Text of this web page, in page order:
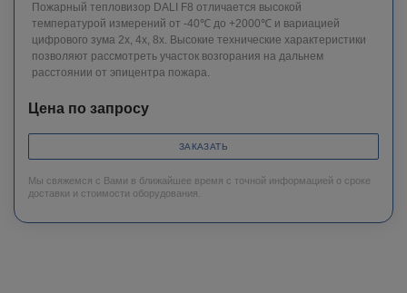
Пожарный тепловизор DALI F8 отличается высокой
температурой измерений от -40℃ до +2000℃ и вариацией
цифрового зума 2x, 4x, 8x. Высокие технические характеристики
позволяют рассмотреть участок возгорания на дальнем
расстоянии от эпицентра пожара.
Цена по запросу
ЗАКАЗАТЬ
Мы свяжемся с Вами в ближайшее время с точной информацией о сроке
доставки и стоимости оборудования.